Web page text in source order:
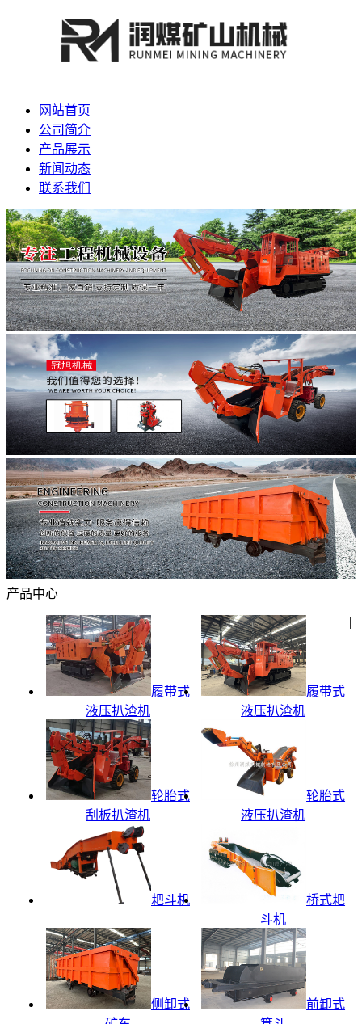
网站首页
公司简介
产品展示
新闻动态
联系我们
产品中心
履带式
液压扒渣机
履带式
液压扒渣机
轮胎式
刮板扒渣机
轮胎式
液压扒渣机
耙斗机
桥式耙
斗机
侧卸式
前卸式
|